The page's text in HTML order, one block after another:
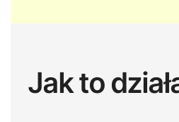
Jak to